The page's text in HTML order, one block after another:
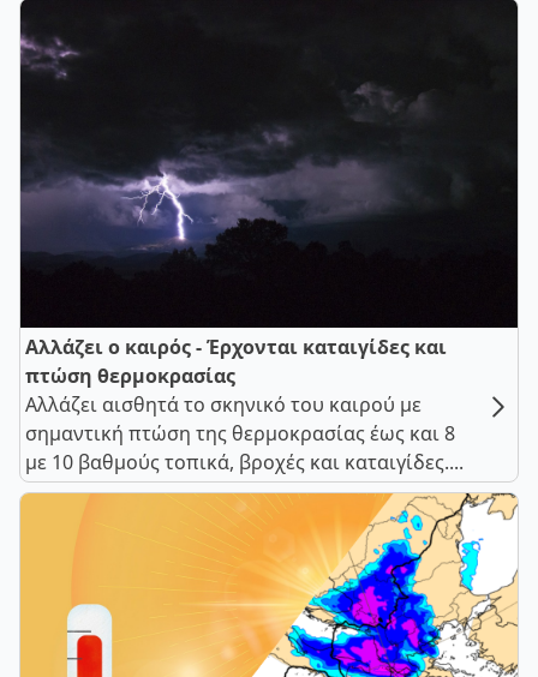
Αλλάζει ο καιρός - Έρχονται καταιγίδες και
πτώση θερμοκρασίας
Αλλάζει αισθητά το σκηνικό του καιρού με
σημαντική πτώση της θερμοκρασίας έως και 8
με 10 βαθμούς τοπικά, βροχές και καταιγίδες....